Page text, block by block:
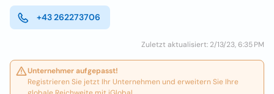
+43 262273706
Zuletzt aktualisiert: 2/13/23, 6:35 PM
Unternehmer aufgepasst!
Registrieren Sie jetzt Ihr Unternehmen und erweitern Sie Ihre